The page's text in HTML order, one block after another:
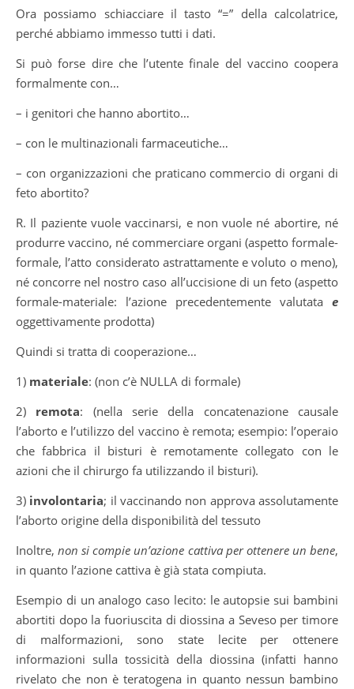
Ora possiamo schiacciare il tasto “=” della calcolatrice,
perché abbiamo immesso tutti i dati.
Si può forse dire che l’utente finale del vaccino coopera
formalmente con…
– i genitori che hanno abortito…
– con le multinazionali farmaceutiche…
– con organizzazioni che praticano commercio di organi di
feto abortito?
R. Il paziente vuole vaccinarsi, e non vuole né abortire, né
produrre vaccino, né commerciare organi (aspetto formale-
formale, l’atto considerato astrattamente e voluto o meno),
né concorre nel nostro caso all’uccisione di un feto (aspetto
formale-materiale: l’azione precedentemente valutata e
oggettivamente prodotta)
Quindi si tratta di cooperazione…
1) materiale: (non c’è NULLA di formale)
2) remota: (nella serie della concatenazione causale
l’aborto e l’utilizzo del vaccino è remota; esempio: l’operaio
che fabbrica il bisturi è remotamente collegato con le
azioni che il chirurgo fa utilizzando il bisturi).
3) involontaria; il vaccinando non approva assolutamente
l’aborto origine della disponibilità del tessuto
Inoltre,non si compie un’azione cattiva per ottenere un bene,
in quanto l’azione cattiva è già stata compiuta.
Esempio di un analogo caso lecito: le autopsie sui bambini
abortiti dopo la fuoriuscita di diossina a Seveso per timore
di malformazioni, sono state lecite per ottenere
informazioni sulla tossicità della diossina (infatti hanno
rivelato che non è teratogena in quanto nessun bambino